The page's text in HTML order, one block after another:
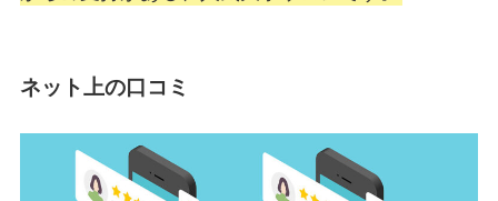
ネット上の口コミ